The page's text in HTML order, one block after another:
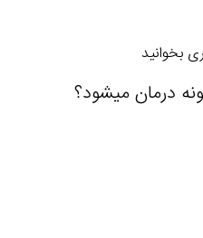
بخوانید
درمان میشود؟